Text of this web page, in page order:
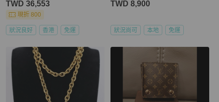
TWD 36,553
現折 800
狀況良好 香港 免運
TWD 8,900
狀況尚可 本地 免運